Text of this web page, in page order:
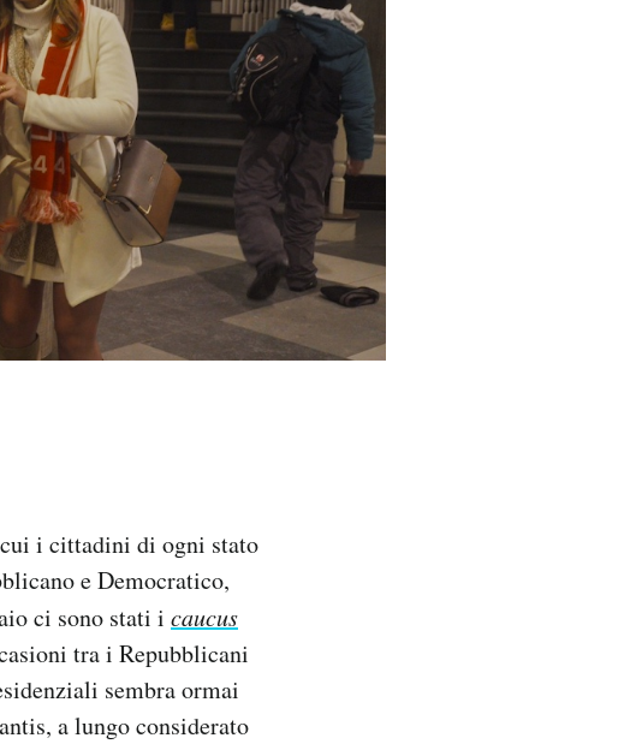
i cittadini di ogni stato
e Democratico,
ci sono stati i caucus
tra i Repubblicani
sembra ormai
a lungo considerato